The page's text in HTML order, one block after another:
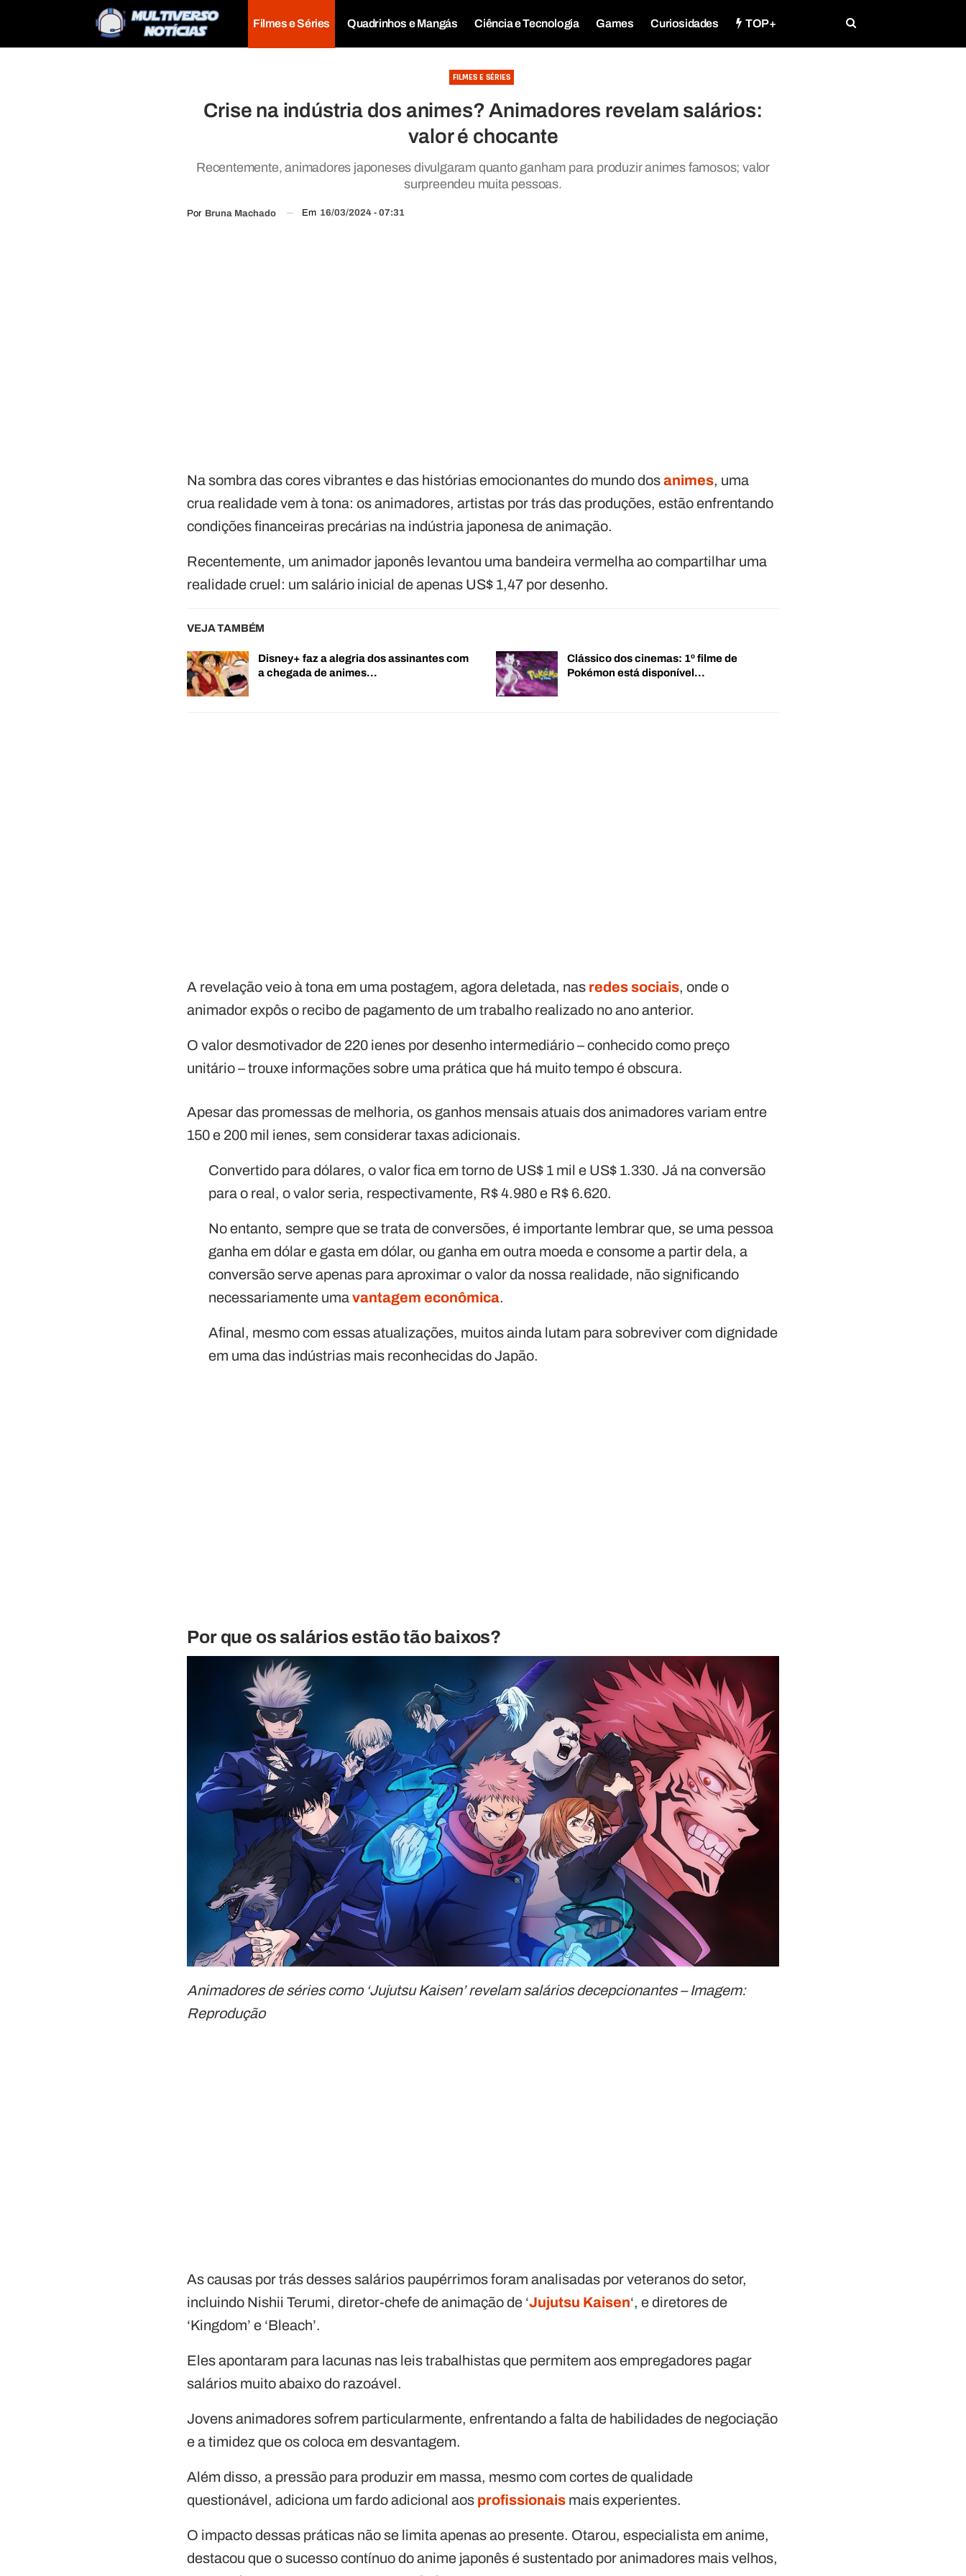
Filmes e Séries Quadrinhos e Mangás Ciência e Tecnologia Games Curiosidades TOP+
FILMES E SÉRIES
Crise na indústria dos animes? Animadores revelam salários:
valor é chocante
Recentemente, animadores japoneses divulgaram quanto ganham para produzir animes famosos; valor
surpreendeu muita pessoas.
Por Bruna Machado Em 16/03/2024 - 07:31
Na sombra das cores vibrantes e das histórias emocionantes do mundo dosanimes, uma
crua realidade vem à tona: os animadores, artistas por trás das produções, estão enfrentando
condições financeiras precárias na indústria japonesa de animação.
Recentemente, um animador japonês levantou uma bandeira vermelha ao compartilhar uma
realidade cruel: um salário inicial de apenas US$ 1,47 por desenho.
VEJA TAMBÉM
Disney+ faz a alegria dos assinantes com
a chegada de animes…
Clássico dos cinemas: 1º filme de
Pokémon está disponível…
A revelação veio à tona em uma postagem, agora deletada, nas redes sociais, onde o
animador expôs o recibo de pagamento de um trabalho realizado no ano anterior.
O valor desmotivador de 220 ienes por desenho intermediário – conhecido como preço
unitário – trouxe informações sobre uma prática que há muito tempo é obscura.
Apesar das promessas de melhoria, os ganhos mensais atuais dos animadores variam entre
150 e 200 mil ienes, sem considerar taxas adicionais.
Convertido para dólares, o valor fica em torno de US$ 1 mil e US$ 1.330. Já na conversão
para o real, o valor seria, respectivamente, R$ 4.980 e R$ 6.620.
No entanto, sempre que se trata de conversões, é importante lembrar que, se uma pessoa
ganha em dólar e gasta em dólar, ou ganha em outra moeda e consome a partir dela, a
conversão serve apenas para aproximar o valor da nossa realidade, não significando
necessariamente umavantagem econômica.
Afinal, mesmo com essas atualizações, muitos ainda lutam para sobreviver com dignidade
em uma das indústrias mais reconhecidas do Japão.
Por que os salários estão tão baixos?
Animadores de séries como ‘Jujutsu Kaisen’ revelam salários decepcionantes – Imagem:
Reprodução
As causas por trás desses salários paupérrimos foram analisadas por veteranos do setor,
incluindo Nishii Terumi, diretor-chefe de animação de ‘Jujutsu Kaisen‘, e diretores de
‘Kingdom’ e ‘Bleach’.
Eles apontaram para lacunas nas leis trabalhistas que permitem aos empregadores pagar
salários muito abaixo do razoável.
Jovens animadores sofrem particularmente, enfrentando a falta de habilidades de negociação
e a timidez que os coloca em desvantagem.
Além disso, a pressão para produzir em massa, mesmo com cortes de qualidade
questionável, adiciona um fardo adicional aos profissionais mais experientes.
O impacto dessas práticas não se limita apenas ao presente. Otarou, especialista em anime,
destacou que o sucesso contínuo do anime japonês é sustentado por animadores mais velhos,